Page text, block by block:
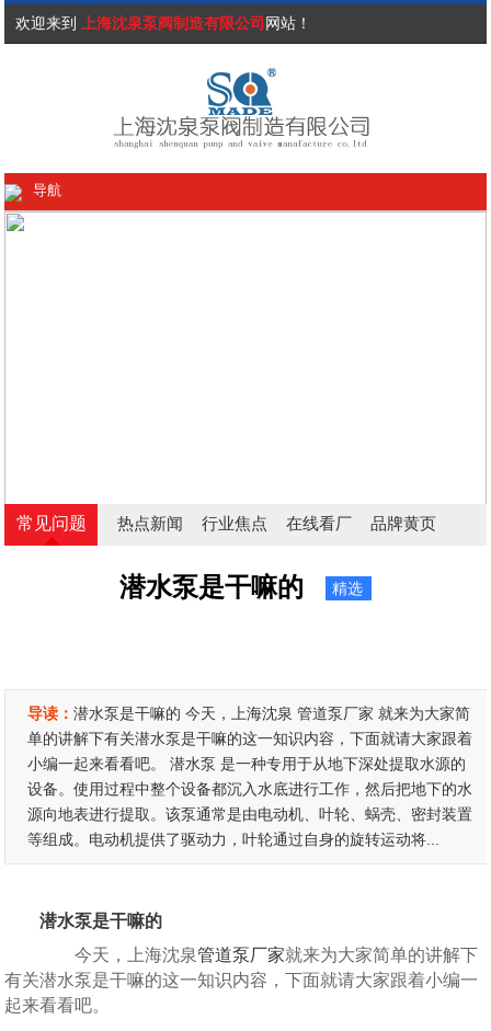
欢迎来到 上海沈泉泵阀制造有限公司 网站！
导航
常见问题 热点新闻 行业焦点 在线看厂 品牌黄页
潜水泵是干嘛的 精选
导读：潜水泵是干嘛的 今天，上海沈泉 管道泵厂家 就来为大家简
单的讲解下有关潜水泵是干嘛的这一知识内容，下面就请大家跟着
小编一起来看看吧。 潜水泵 是一种专用于从地下深处提取水源的
设备。使用过程中整个设备都沉入水底进行工作，然后把地下的水
源向地表进行提取。该泵通常是由电动机、叶轮、蜗壳、密封装置
等组成。电动机提供了驱动力，叶轮通过自身的旋转运动将...
潜水泵是干嘛的
今天，上海沈泉管道泵厂家就来为大家简单的讲解下
有关潜水泵是干嘛的这一知识内容，下面就请大家跟着小编一
起来看看吧。